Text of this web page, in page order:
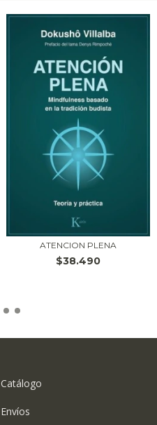
ATENCION PLENA
$38.490
Catálogo
Envíos